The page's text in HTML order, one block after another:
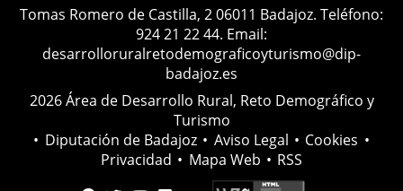
Tomas Romero de Castilla, 2 06011 Badajoz. Teléfono:
924 21 22 44. Email:
desarrolloruralretodemograficoyturismo@dip-
badajoz.es
2026 Área de Desarrollo Rural, Reto Demográfico y
Turismo
• Diputación de Badajoz • Aviso Legal • Cookies •
Privacidad • Mapa Web • RSS